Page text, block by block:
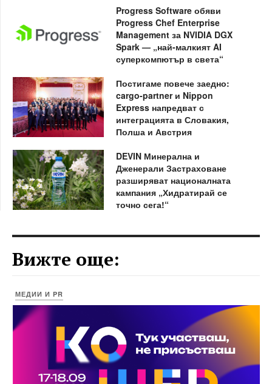
Progress Software обяви
Progress Chef Enterprise
Management за NVIDIA DGX
Spark — „най-малкият AI
суперкомпютър в света“
Постигаме повече заедно:
cargo-partner и Nippon
Express напредват с
интеграцията в Словакия,
Полша и Австрия
DEVIN Минерална и
Дженерали Застраховане
разширяват националната
кампания „Хидратирай се
точно сега!“
Вижте още:
МЕДИИ И PR